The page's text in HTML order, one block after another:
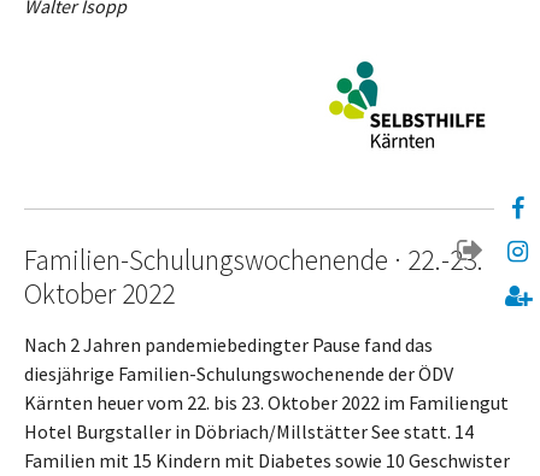
Walter Isopp
Familien-Schulungswochenende · 22.-23.
Oktober 2022
Nach 2 Jahren pandemiebedingter Pause fand das
diesjährige Familien-Schulungswochenende der ÖDV
Kärnten heuer vom 22. bis 23. Oktober 2022 im Familiengut
Hotel Burgstaller in Döbriach/Millstätter See statt. 14
Familien mit 15 Kindern mit Diabetes sowie 10 Geschwister